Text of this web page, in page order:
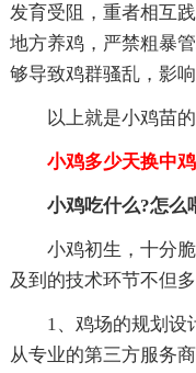
发育受阻，重者相互
地方养鸡，严禁粗暴
够导致鸡群骚乱，影响
以上就是小鸡苗
小鸡多少天换中鸡
小鸡吃什么?怎么
小鸡初生，十分
及到的技术环节不但
1、鸡场的规划设
从专业的第三方服务